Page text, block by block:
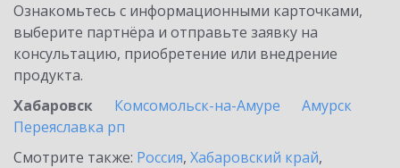
Ознакомьтесь с информационными карточками,
выберите партнёра и отправьте заявку на
консультацию, приобретение или внедрение
продукта.
Хабаровск
Комсомольск-на-Амуре
Амурск
Переяславка рп
Смотрите также: Россия, Хабаровский край,